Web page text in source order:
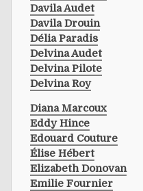
Davila Audet
Davila Drouin
Délia Paradis
Delvina Audet
Delvina Pilote
Delvina Roy
Diana Marcoux
Eddy Hince
Edouard Couture
Élise Hébert
Elizabeth Donovan
Emilie Fournier